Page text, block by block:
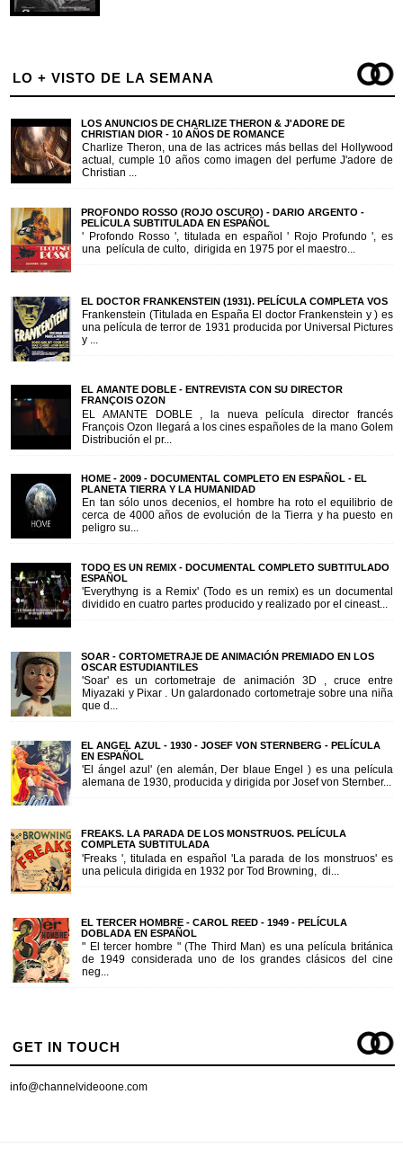
LO + VISTO DE LA SEMANA
LOS ANUNCIOS DE CHARLIZE THERON & J'ADORE DE
CHRISTIAN DIOR - 10 AÑOS DE ROMANCE
Charlize Theron, una de las actrices más bellas del Hollywood
actual, cumple 10 años como imagen del perfume J'adore de
Christian ...
PROFONDO ROSSO (ROJO OSCURO) - DARIO ARGENTO -
PELÍCULA SUBTITULADA EN ESPAÑOL
' Profondo Rosso ', titulada en español ' Rojo Profundo ', es
una película de culto, dirigida en 1975 por el maestro...
EL DOCTOR FRANKENSTEIN (1931). PELÍCULA COMPLETA VOS
Frankenstein (Titulada en España El doctor Frankenstein y ) es
una película de terror de 1931 producida por Universal Pictures
y ...
EL AMANTE DOBLE - ENTREVISTA CON SU DIRECTOR
FRANÇOIS OZON
EL AMANTE DOBLE , la nueva película director francés
François Ozon llegará a los cines españoles de la mano Golem
Distribución el pr...
HOME - 2009 - DOCUMENTAL COMPLETO EN ESPAÑOL - EL
PLANETA TIERRA Y LA HUMANIDAD
En tan sólo unos decenios, el hombre ha roto el equilibrio de
cerca de 4000 años de evolución de la Tierra y ha puesto en
peligro su...
TODO ES UN REMIX - DOCUMENTAL COMPLETO SUBTITULADO
ESPAÑOL
'Everythyng is a Remix' (Todo es un remix) es un documental
dividido en cuatro partes producido y realizado por el cineast...
SOAR - CORTOMETRAJE DE ANIMACIÓN PREMIADO EN LOS
OSCAR ESTUDIANTILES
'Soar' es un cortometraje de animación 3D , cruce entre
Miyazaki y Pixar . Un galardonado cortometraje sobre una niña
que d...
EL ANGEL AZUL - 1930 - JOSEF VON STERNBERG - PELÍCULA
EN ESPAÑOL
'El ángel azul' (en alemán, Der blaue Engel ) es una película
alemana de 1930, producida y dirigida por Josef von Sternber...
FREAKS. LA PARADA DE LOS MONSTRUOS. PELÍCULA
COMPLETA SUBTITULADA
'Freaks ', titulada en español 'La parada de los monstruos' es
una pelicula dirigida en 1932 por Tod Browning, di...
EL TERCER HOMBRE - CAROL REED - 1949 - PELÍCULA
DOBLADA EN ESPAÑOL
" El tercer hombre " (The Third Man) es una película británica
de 1949 considerada uno de los grandes clásicos del cine
neg...
GET IN TOUCH
info@channelvideoone.com